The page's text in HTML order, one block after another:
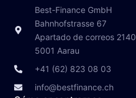
Best-Finance GmbH
Bahnhofstrasse 67
Apartado de correos 2140
5001 Aarau
+41 (62) 823 08 03
info@bestfinance.ch